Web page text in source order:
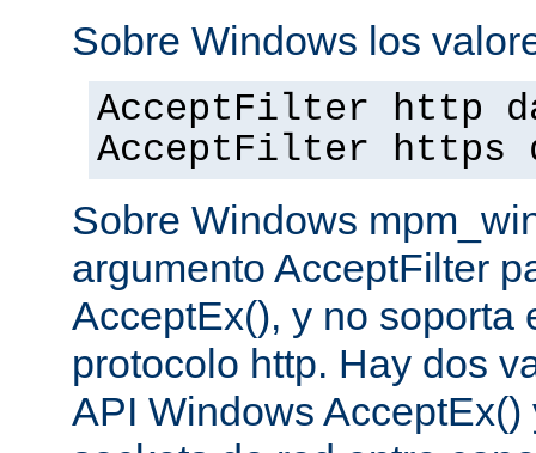
Sobre Windows los
AcceptFilter http
AcceptFilter https
Sobre Windows
argumento AcceptFilter
AcceptEx(), y no soporta
protocolo http. Hay dos
API Windows